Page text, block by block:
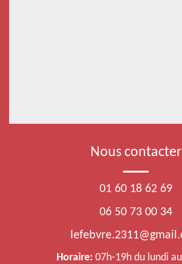
Nous contacter
01 60 18 62 69
06 50 73 00 34
Horaire: 07h-19h du lundi